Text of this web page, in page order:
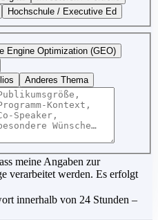
Hochschule / Executive Ed
Engine Optimization (GEO)
Anderes Thema
meine Angaben zur
verarbeitet werden. Es erfolgt
innerhalb von 24 Stunden –